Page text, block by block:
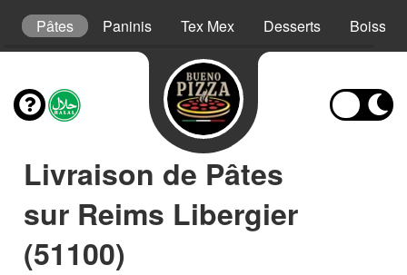
Pâtes Paninis Tex Mex Desserts
Livraison de Pâtes
sur Reims Libergier
(51100)